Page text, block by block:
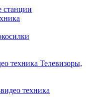
станции
Телевизоры,
техника